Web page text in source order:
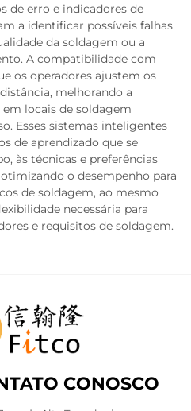
de erro e indicadores de
a identificar possíveis falhas
da soldagem ou a
A compatibilidade com
os operadores ajustem os
melhorando a
locais de soldagem
Esses sistemas inteligentes
de aprendizado que se
às técnicas e preferências
o desempenho para
de soldagem, ao mesmo
necessária para
e requisitos de soldagem.
CONOSCO